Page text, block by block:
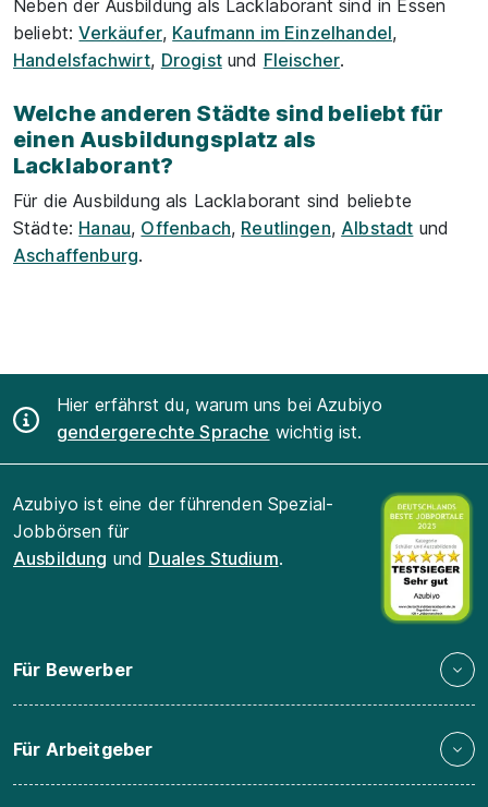
Neben der Ausbildung als Lacklaborant sind in Essen
beliebt:Verkäufer, Kaufmann im Einzelhandel,
Handelsfachwirt, Drogistund Fleischer.
Welche anderen Städte sind beliebt für
einen Ausbildungsplatz als
Lacklaborant?
Für die Ausbildung als Lacklaborant sind beliebte
Städte: Hanau, Offenbach, Reutlingen, Albstadt und
Aschaffenburg.
Hier erfährst du, warum uns bei Azubiyo
gendergerechte Sprache wichtig ist.
Azubiyo ist eine der führenden Spezial-
Jobbörsen für
Ausbildung und Duales Studium.
Für Bewerber
Für Arbeitgeber